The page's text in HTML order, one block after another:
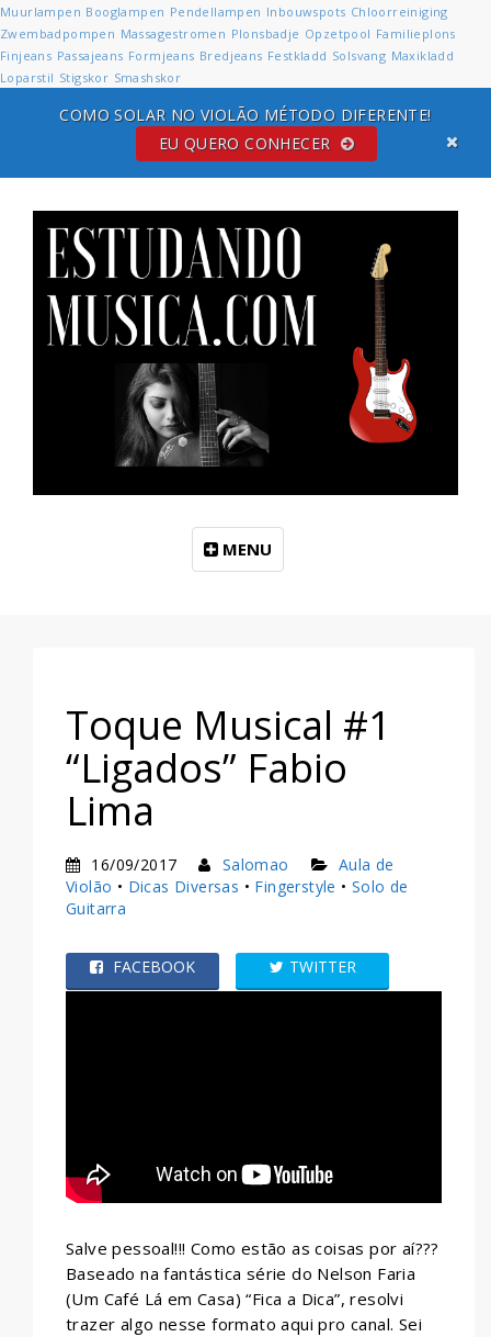
Muurlampen Booglampen Pendellampen Inbouwspots Chloorreiniging
Zwembadpompen Massagestromen Plonsbadje Opzetpool Familieplons
Finjeans Passajeans Formjeans Bredjeans Festkladd Solsvang Maxikladd
Loparstil Stigskor Smashskor
EU QUERO CONHECER
MENU
Toque Musical #1
“Ligados” Fabio
Lima
16/09/2017 Salomao
Aula de
Violão • Dicas Diversas • Fingerstyle • Solo de
Guitarra
FACEBOOK TWITTER
Salve pessoal!!! Como estão as coisas por aí???
Baseado na fantástica série do Nelson Faria
(Um Café Lá em Casa) “Fica a Dica”, resolvi
trazer algo nesse formato aqui pro canal. Sei